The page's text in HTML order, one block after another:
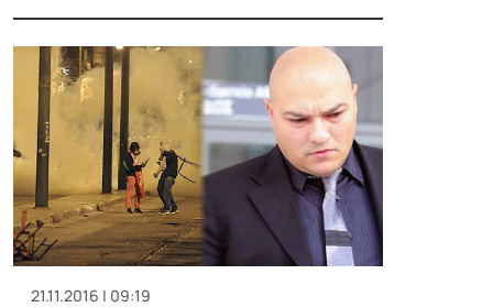
21.11.2016 | 09:19